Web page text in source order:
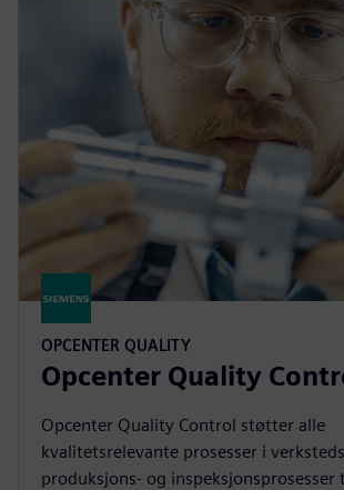
OPCENTER QUALITY
Opcenter Quality
Opcenter Quality Control støtter alle
kvalitetsrelevante prosesser i
produksjons- og inspeksjonsprosesser